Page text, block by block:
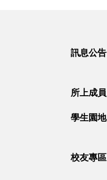
訊息公告
所上成員
學生園地
校友專區